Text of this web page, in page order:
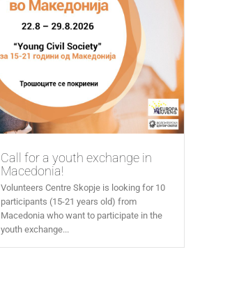
Call for a youth exchange in
Macedonia!
Volunteers Centre Skopje is looking for 10
participants (15-21 years old) from
Macedonia who want to participate in the
youth exchange...